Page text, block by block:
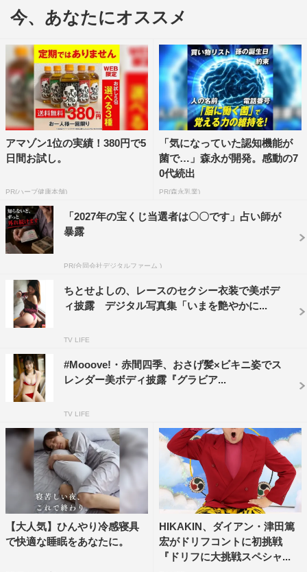
今、あなたにオススメ
アマゾン1位の実績！380円で5
日間お試し。
PR(ハーブ健康本舗)
「気になっていた認知機能が
菌で…」森永が開発。感動の7
0代続出
PR(森永乳業)
「2027年の宝くじ当選者は〇〇です」占い師が
暴露
PR(合同会社デジタルファーム )
ちとせよしの、レースのセクシー衣装で美ボデ
ィ披露 デジタル写真集「いまを艶やかに...
TV LIFE
#Mooove!・赤間四季、おさげ髪×ビキニ姿でス
レンダー美ボディ披露『グラビア...
TV LIFE
【大人気】ひんやり冷感寝具
で快適な睡眠をあなたに。
HIKAKIN、ダイアン・津田篤
宏がドリフコントに初挑戦
『ドリフに大挑戦スペシャ...